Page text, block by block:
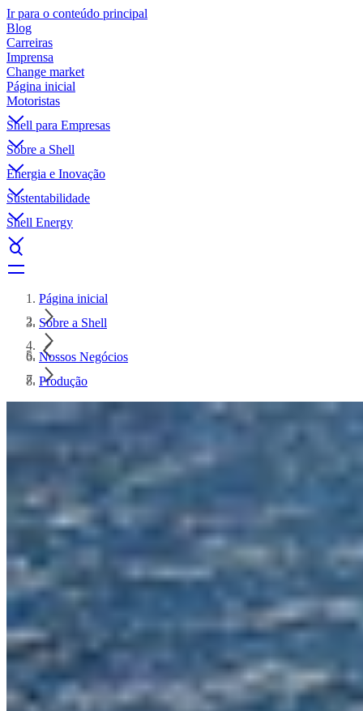
Ir para o conteúdo principal
Blog
Carreiras
Imprensa
Change market
Página inicial
Motoristas
Shell para Empresas
Sobre a Shell
Energia e Inovação
Sustentabilidade
Shell Energy
Página inicial
Sobre a Shell
Nossos Negócios
Produção